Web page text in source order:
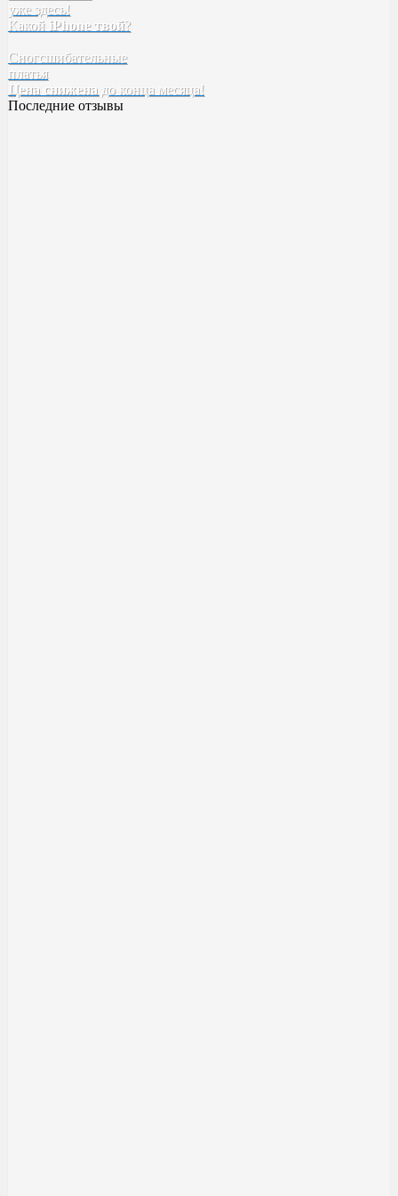
SELECTIVE
Karseell
EPICA
уже здесь!
Какой iPhone твой?
Сногсшибательные
платья
Цена снижена до конца месяца!
Последние отзывы